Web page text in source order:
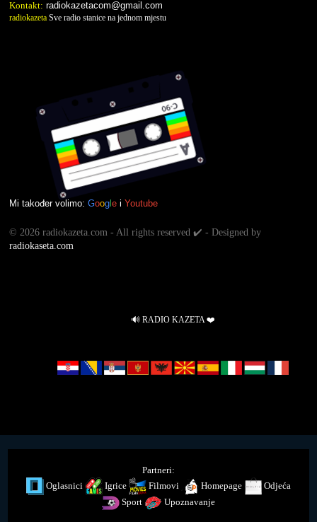
Kontakt: radiokazetacom@gmail.com
radiokazeta Sve radio stanice na jednom mjestu
Mi također volimo: Goog e i Youtube
© 2026 radiokazeta.com - All rights reserved ✔️ - Designed by
radiokaseta.com
🔊 RADIO KAZETA ❤️
Partneri:
Oglasnici
Igrice Filmovi Homepage
Odjeća
Sport
Upoznavanje